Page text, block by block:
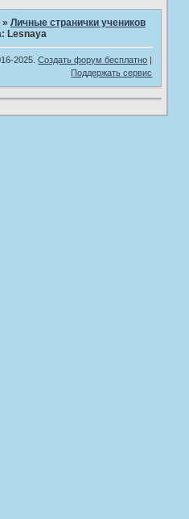
» Личные странички учеников
Lesnaya
2025.Создать форум бесплатно |
Поддержать сервис